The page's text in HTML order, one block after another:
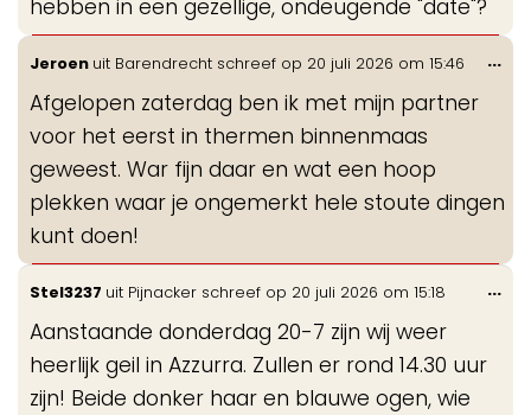
hebben in een gezellige, ondeugende "date"?
Jeroen uit Barendrecht schreef op 20 juli 2026 om 15:46
Afgelopen zaterdag ben ik met mijn partner
voor het eerst in thermen binnenmaas
geweest. War fijn daar en wat een hoop
plekken waar je ongemerkt hele stoute dingen
kunt doen!
...
Stel3237 uit Pijnacker schreef op 20 juli 2026 om 15:18
Aanstaande donderdag 20-7 zijn wij weer
heerlijk geil in Azzurra. Zullen er rond 14.30 uur
zijn! Beide donker haar en blauwe ogen, wie
...